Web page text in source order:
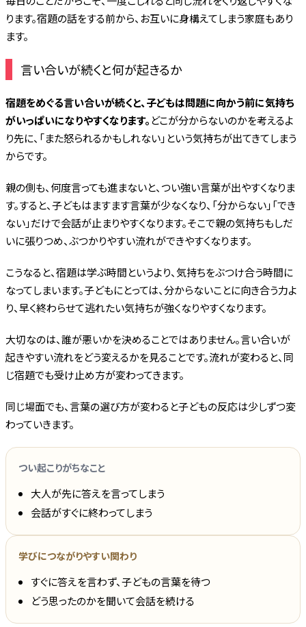
ります。宿題の話をする前から、お互いに身構えてしまう家庭もあり
ます。
言い合いが続くと何が起きるか
宿題をめぐる言い合いが続くと、子どもは問題に向かう前に気持ち
がいっぱいになりやすくなります。どこが分からないのかを考えるよ
り先に、「また怒られるかもしれない」という気持ちが出てきてしまう
からです。
親の側も、何度言っても進まないと、つい強い言葉が出やすくなりま
す。すると、子どもはますます言葉が少なくなり、「分からない」「でき
ない」だけで会話が止まりやすくなります。そこで親の気持ちもしだ
いに張りつめ、ぶつかりやすい流れができやすくなります。
こうなると、宿題は学ぶ時間というより、気持ちをぶつけ合う時間に
なってしまいます。子どもにとっては、分からないことに向き合う力よ
り、早く終わらせて逃れたい気持ちが強くなりやすくなります。
大切なのは、誰が悪いかを決めることではありません。言い合いが
起きやすい流れをどう変えるかを見ることです。流れが変わると、同
じ宿題でも受け止め方が変わってきます。
同じ場面でも、言葉の選び方が変わると子どもの反応は少しずつ変
わっていきます。
つい起こりがちなこと
大人が先に答えを言ってしまう
会話がすぐに終わってしまう
学びにつながりやすい関わり
すぐに答えを言わず、子どもの言葉を待つ
どう思ったのかを聞いて会話を続ける